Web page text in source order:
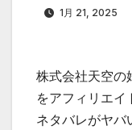
1月 21, 2025
株式会社天空の
をアフィリエ
ネタバレがヤバ